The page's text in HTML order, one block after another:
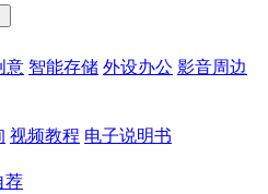
意 智能存储 外设办公 影音周边
视频教程 电子说明书
荐